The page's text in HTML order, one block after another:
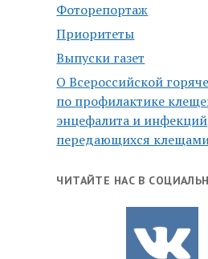
Фоторепортаж
Приоритеты
Выпуски газет
О Всероссийской
по профилактике
энцефалита и
передающихся
ЧИТАЙТЕ НАС В